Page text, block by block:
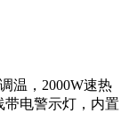
温，2000W速热
带电警示灯，内置